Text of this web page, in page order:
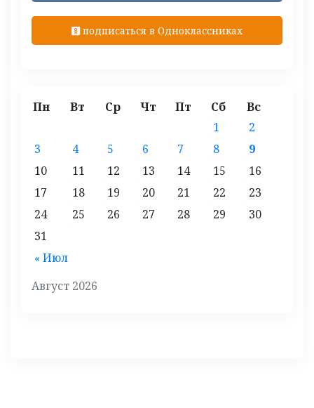
подписаться в Одноклассниках
Август 2026
Пн Вт Ср Чт Пт Сб Вс
« Июл
1
2
3
4 5 6 7 8
9
10
11 12 13 14 15
16
17
18 19 20 21 22
23
24
25 26 27 28 29
30
31